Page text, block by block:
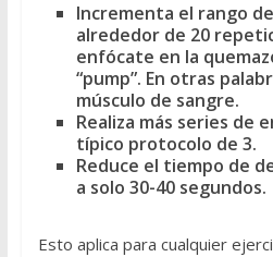
Incrementa el rango
alrededor de 20
enfócate en la
“pump”. En otras
músculo de sangre.
Realiza más series de
típico protocolo de 3.
Reduce el tiempo de
a solo 30-40 segundos.
Esto aplica para cualquier